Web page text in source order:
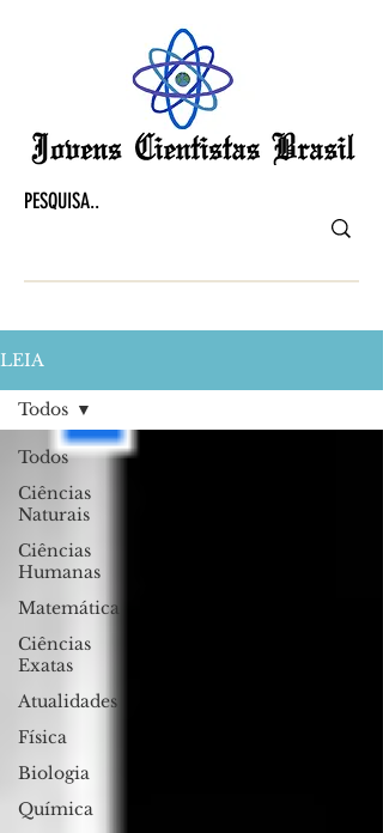
LEIA
Todos
Ciências
Naturais
Ciências
Humanas
Matemática
Ciências
Exatas
Atualidades
Física
Biologia
Química
Todos